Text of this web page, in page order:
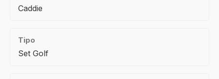
Caddie
Tipo
Set Golf